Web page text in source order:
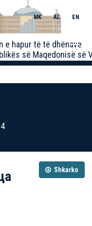
e hapur të të dhënave
së Maqedonisë së
MK AL EN
Toggle
Shkarko